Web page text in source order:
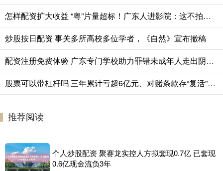
怎样配资扩大收益 “粤”片量超标！广东人进影院：这不拍的我家楼下？ | 好看·南方号
炒股按日配资 事关多所高校多位学者，《自然》宣布撤稿
配资注册免费体验 广东专门学校助力罪错未成年人走出阴霾、启航新生，拉回“走在悬崖边的孩子”
股票可以带杠杆吗 三年累计亏超6亿元、对赌条款存“复活”机制，艺妙生物IPO成色几何
推荐阅读
个人炒股配资 聚赛龙实控人方拟套现0.7亿 已套现
0.6亿现金流负3年